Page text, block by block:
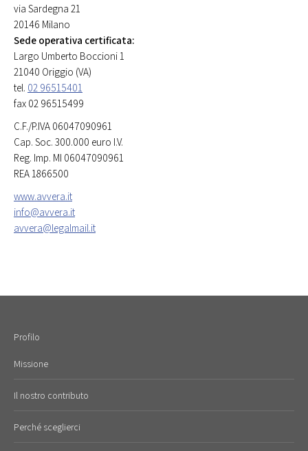
via Sardegna 21
20146 Milano
Sede operativa certificata:
Largo Umberto Boccioni 1
21040 Origgio (VA)
tel. 02 96515401
fax 02 96515499
C.F./P.IVA 06047090961
Cap. Soc. 300.000 euro I.V.
Reg. Imp. MI 06047090961
REA 1866500
www.avvera.it
info@avvera.it
avvera@legalmail.it
Profilo
Missione
Il nostro contributo
Perché sceglierci